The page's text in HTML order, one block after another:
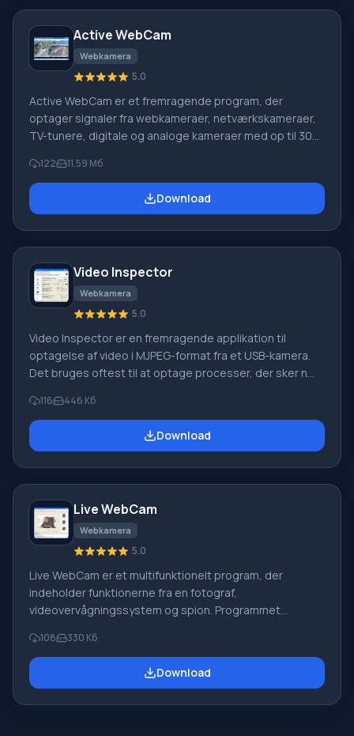
Active WebCam
Webkamera
5.0
Active WebCam er et fremragende program, der
optager signaler fra webkameraer, netværkskameraer,
TV-tunere, digitale og analoge kameraer med op til 30
netværket enten fra din computer (kører din egen
HTTP) eller via en FTP-server. Applikationen kan også
bruges som et ikke-professionelt overvågningssystem
122 11.59 Мб
Download
Video Inspector
Webkamera
5.0
Video Inspector er en fremragende applikation til
optagelse af video i MJPEG-format fra et USB-kamera.
Det bruges oftest til at optage processer, der sker nær
det som et supplement til dit
videoovervågningssystem. Du kan overvåge dine børns,
kæledyrs og medarbejderes handlinger og også lære
116 446 Кб
Download
Live WebCam
Webkamera
5.0
Live WebCam er et multifunktionelt program, der
indeholder funktionerne fra en fotograf,
videovervågningssystem og spion. Programmet
For at undgå at gemme dubletter sammenligner det
automatisk det aktuelle og det forrige billede. Det er
praktisk at bruge auto-fotograf-tilstanden under
108 330 Кб
Download